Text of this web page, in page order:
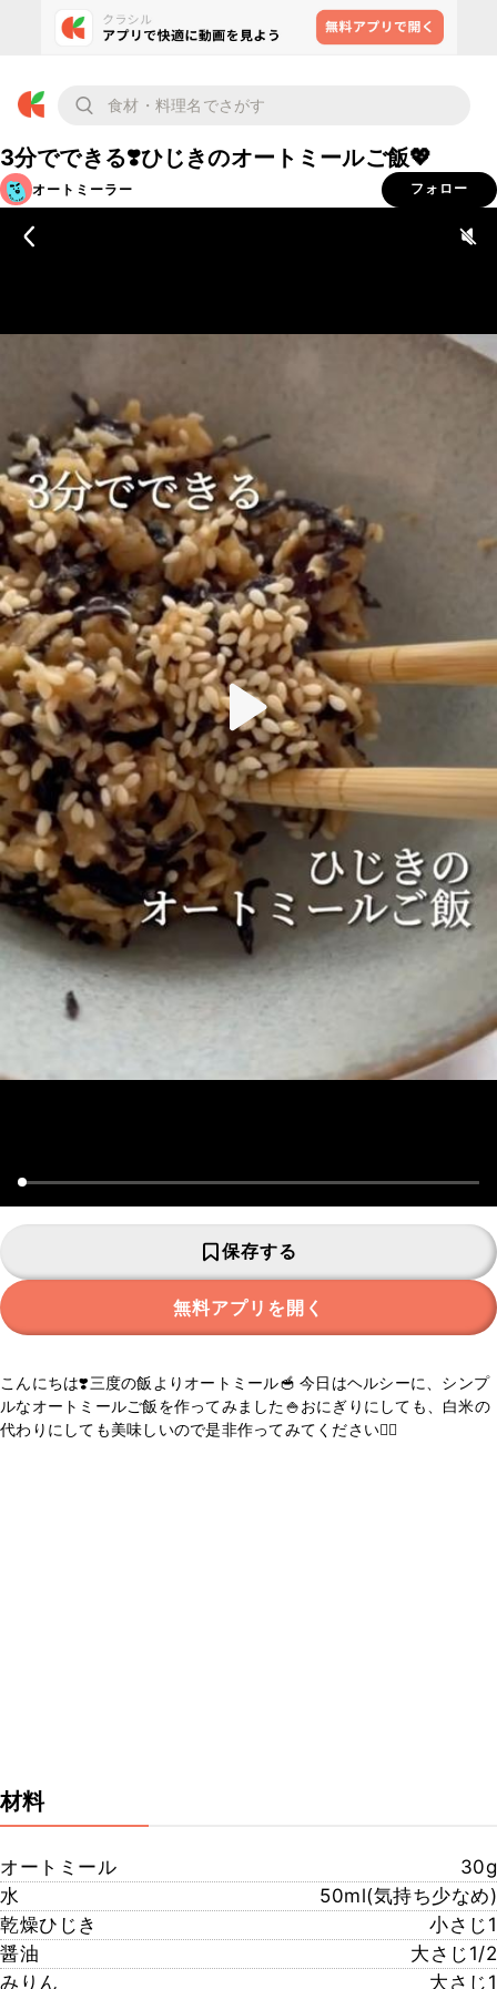
3分でできる❣️ひじきのオートミールご飯💖
オートミーラー フォロー
保存する
無料アプリを開く
こんにちは❣️三度の飯よりオートミール🥣 今日はヘルシーに、シンプ
ルなオートミールご飯を作ってみました🍚おにぎりにしても、白米の
代わりにしても美味しいので是非作ってみてください🧚‍♂️
材料
オートミール
30g
水
50ml(気持ち少なめ)
乾燥ひじき
小さじ1
醤油
大さじ1/2
みりん
大さじ1